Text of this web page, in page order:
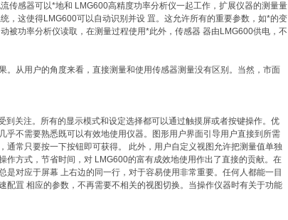
传感器可以*地和 LMG600高精度功率分析仪一起工作，扩展仪器的测量量
，这使得LMG600可以自动识别并设 罝。这允许所有的重要参数，如*的变
被功率分析仪读取，在测量过程使用*此外，传感器 器由LMG600供电，不
。从用户的角度来看，直接测量和使用传感器测量没有区别。当然，市面
关注。所有的显示模式和设定选择都可以通过触摸屏或者按键操作。优
乎不需要熟悉既可以有效地使用仪器。图形用户界面引导用户直接到所需
常只要按一下按钮即可获得。 此外，用户自定义视图允许把测量值单独
作方式，节省时间，对 LMG600的富有成效地使用作出了直接的贡献。在
对应于屏幕 上右边的同一行，对于容易使用非常重要。任何人都能一目
配罝 相应的参数，不再需要不相关的视图切换。当操作仪器时有关于功能